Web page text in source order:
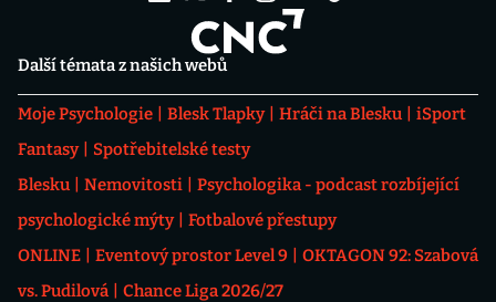
Další témata z našich webů
Moje Psychologie Blesk Tlapky Hráči na Blesku
iSport
Fantasy
Spotřebitelské testy
Blesku
Nemovitosti
Psychologika - podcast rozbíjející
psychologické mýty
Fotbalové přestupy
ONLINE
Eventový prostor Level 9
OKTAGON 92: Szabová
vs. Pudilová
Chance Liga 2026/27